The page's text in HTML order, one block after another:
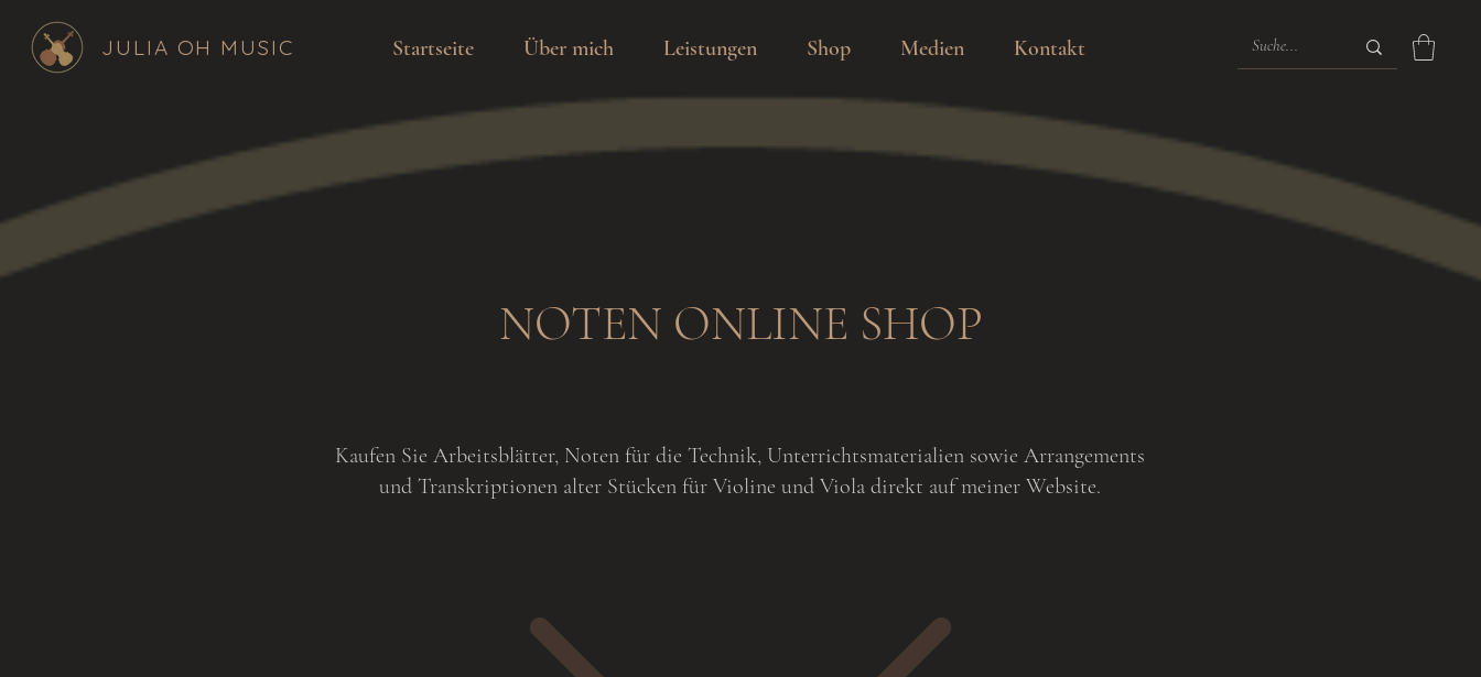
JULIA OH MUSIC Startseite Über mich Leistungen Shop Medien Kontakt
NOTEN ONLINE SHOP
Kaufen Sie Arbeitsblätter, Noten für die Technik, Unterrichtsmaterialien sowie Arrangements
und Transkriptionen alter Stücken für Violine und Viola direkt auf meiner Website.